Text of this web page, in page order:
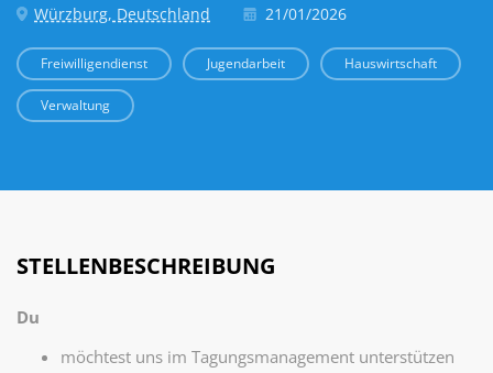
Würzburg, Deutschland
21/01/2026
Freiwilligendienst Jugendarbeit Hauswirtschaft
Verwaltung
STELLENBESCHREIBUNG
Du
möchtest uns im Tagungsmanagement unterstützen